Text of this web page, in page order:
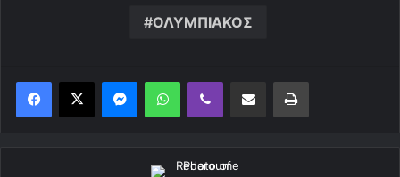
ΟΛΥΜΠΙΑΚΟΣ
MessengerWhatsAppViber Κοινοποίηση μέσω ηλεκτρονικού ταχυδρομείουΕκτύπωση